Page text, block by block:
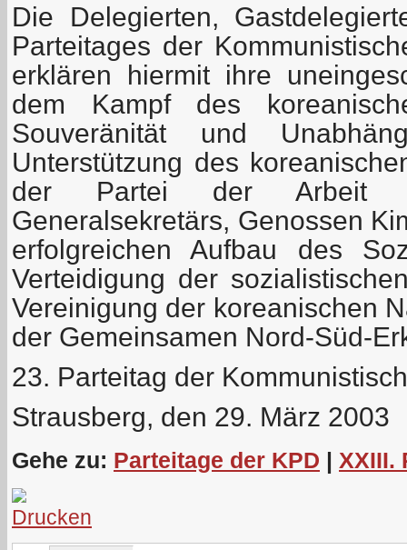
Die Delegierten,
Parteitages der
erklären hiermit ihre
dem Kampf des
Souveränität und
Unterstützung des
der Partei der Arbeit
Generalsekretärs, Genossen
erfolgreichen Aufbau des
Verteidigung der
Vereinigung der koreanischen
der Gemeinsamen Nord-Süd-
23. Parteitag der
Strausberg, den 29. März 2003
Gehe zu: Parteitage der KPD | XXIII.